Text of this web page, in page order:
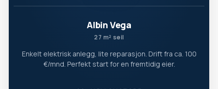
Albin Vega
27 m² seil
Enkelt elektrisk anlegg, lite reparasjon. Drift fra ca. 100
€/mnd. Perfekt start for en fremtidig eier.